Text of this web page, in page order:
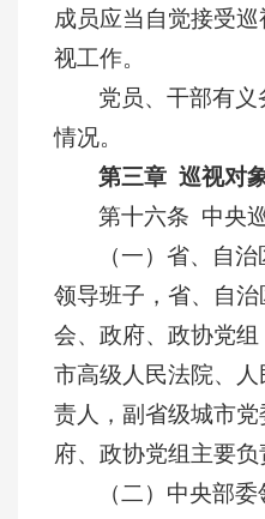
成员应当自觉接受
视工作。
党员、干部有
情况。
第三章 巡视对
第十六条 中央
（一）省、自
领导班子，省、自
会、政府、政协党
市高级人民法院、
责人，副省级城市
府、政协党组主要负
（二）中央部